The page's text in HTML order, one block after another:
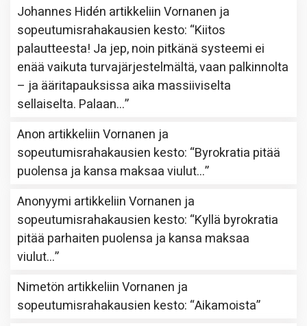
Johannes Hidén artikkeliinVornanen ja
sopeutumisrahakausien kesto: “Kiitos
palautteesta! Ja jep, noin pitkänä systeemi ei
enää vaikuta turvajärjestelmältä, vaan palkinnolta
– ja ääritapauksissa aika massiiviselta
sellaiselta. Palaan…”
Anon artikkeliinVornanen ja
sopeutumisrahakausien kesto: “Byrokratia pitää
puolensa ja kansa maksaa viulut…”
Anonyymi artikkeliinVornanen ja
sopeutumisrahakausien kesto: “Kyllä byrokratia
pitää parhaiten puolensa ja kansa maksaa
viulut…”
Nimetön artikkeliinVornanen ja
sopeutumisrahakausien kesto: “Aikamoista”